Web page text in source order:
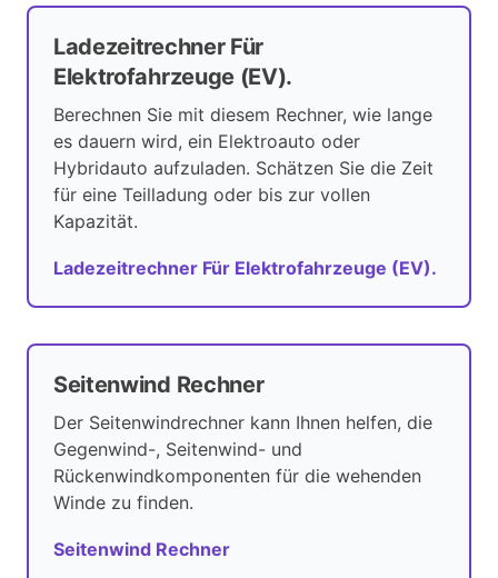
Ladezeitrechner Für
Elektrofahrzeuge (EV).
Berechnen Sie mit diesem Rechner, wie lange
es dauern wird, ein Elektroauto oder
Hybridauto aufzuladen. Schätzen Sie die Zeit
für eine Teilladung oder bis zur vollen
Kapazität.
Ladezeitrechner Für Elektrofahrzeuge (EV).
Seitenwind Rechner
Der Seitenwindrechner kann Ihnen helfen, die
Gegenwind-, Seitenwind- und
Rückenwindkomponenten für die wehenden
Winde zu finden.
Seitenwind Rechner